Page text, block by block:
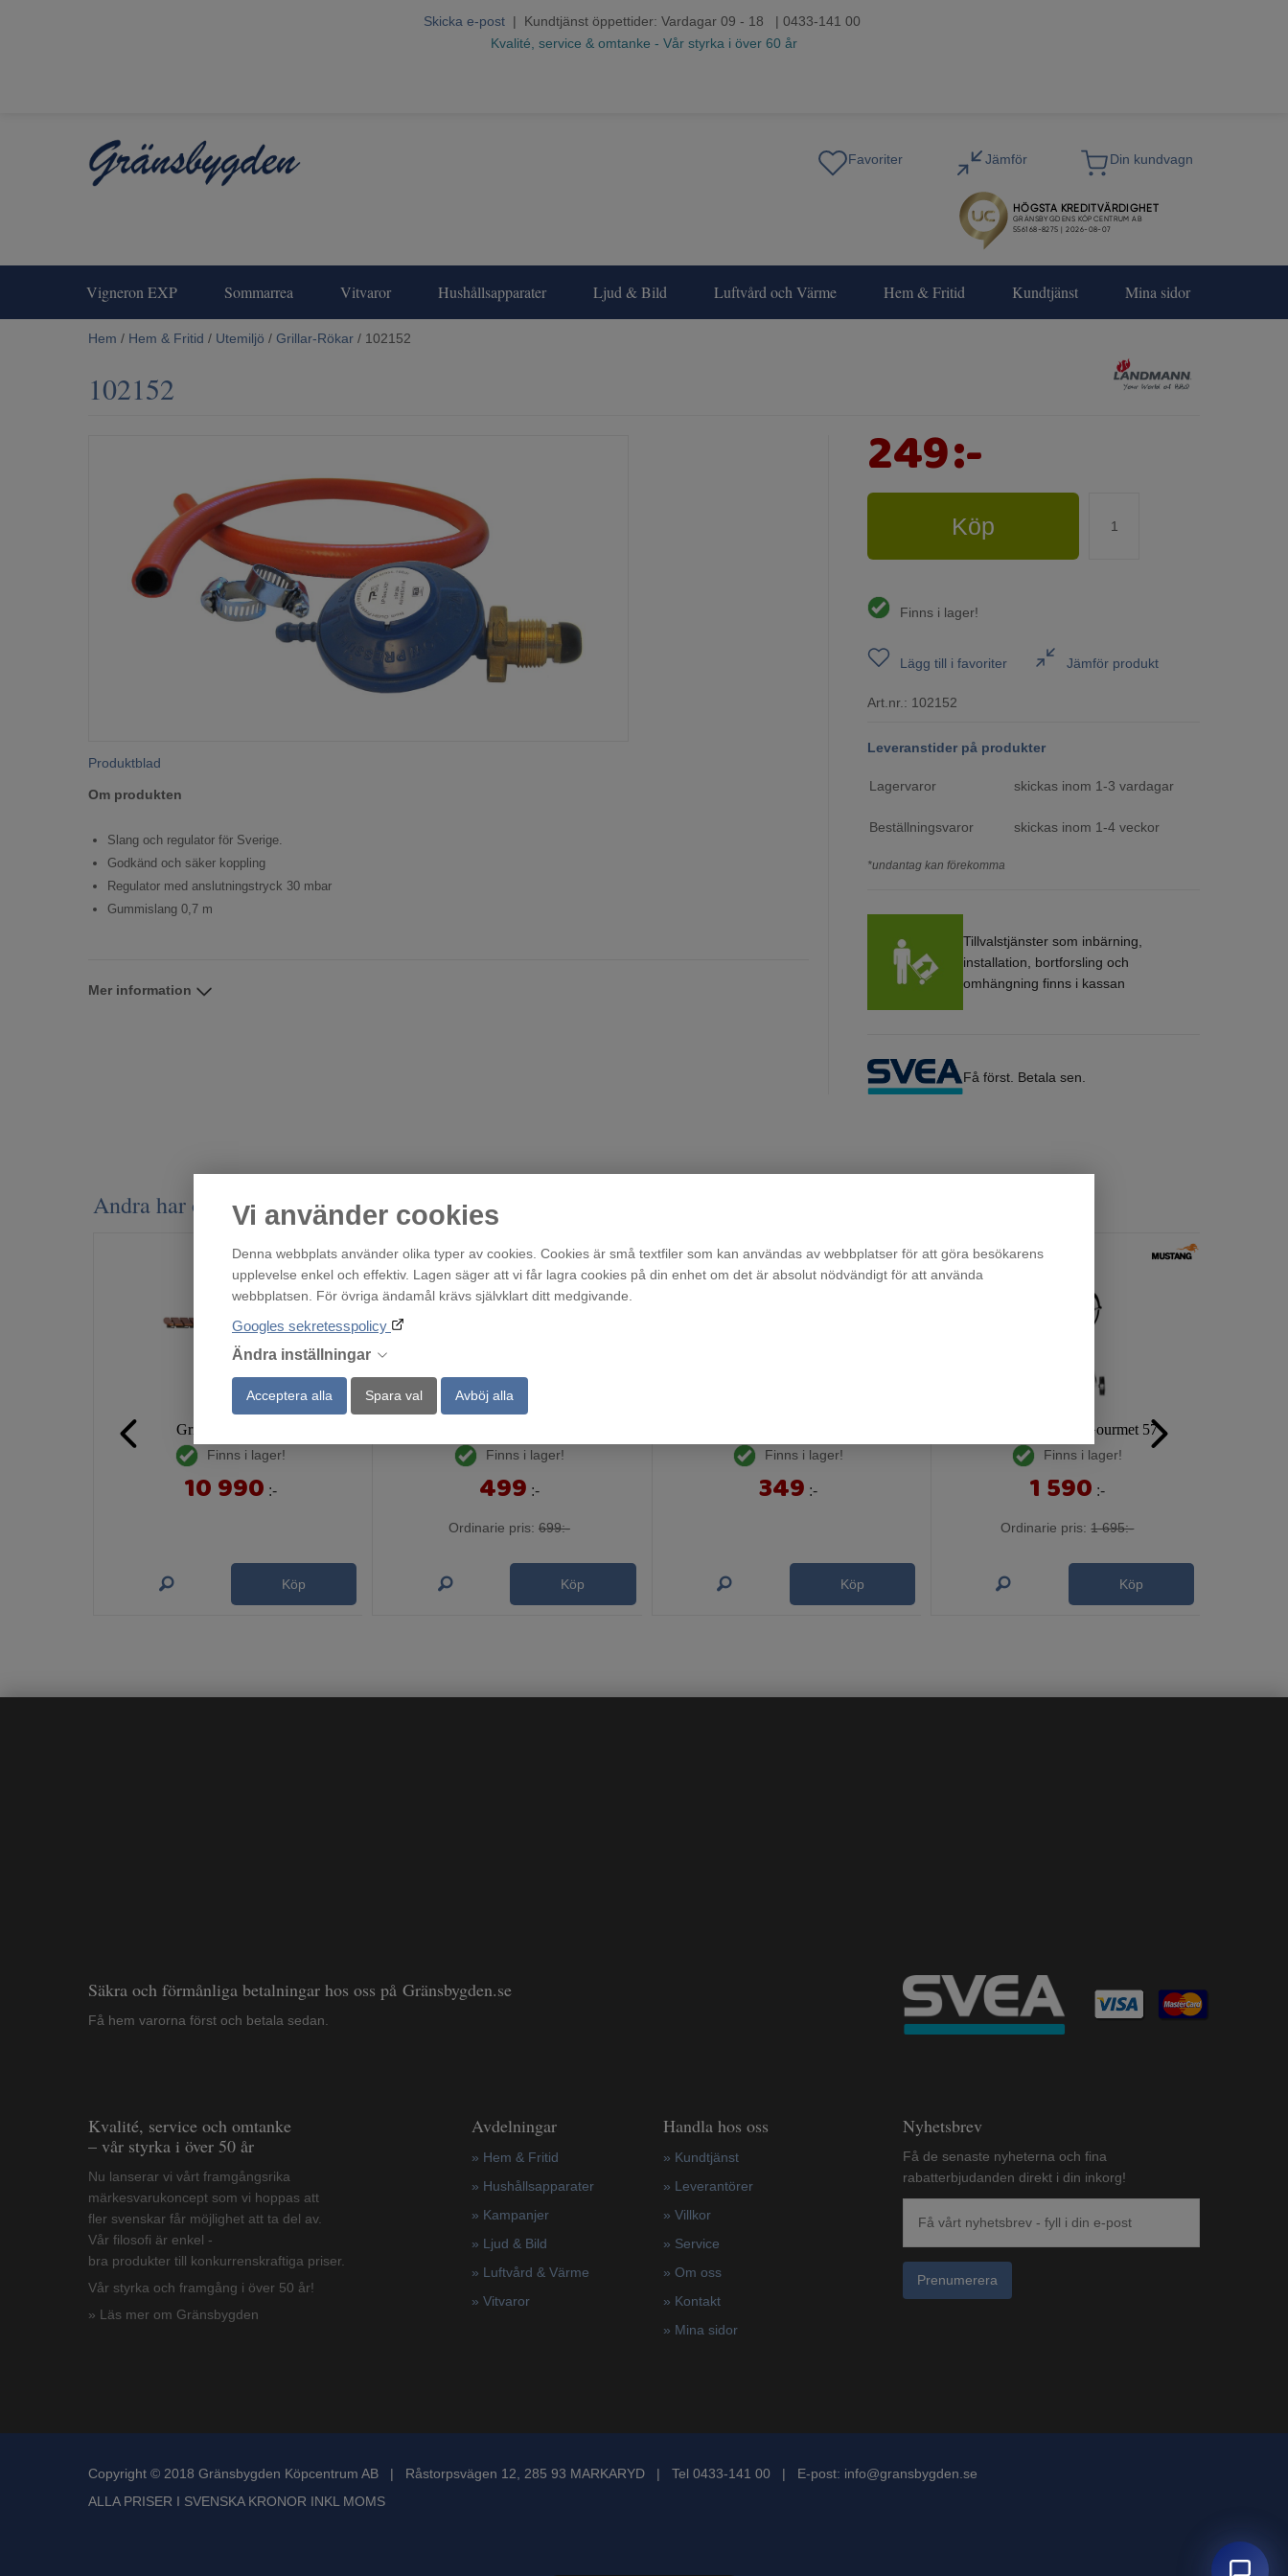
Vi använder cookies
Denna webbplats använder olika typer av cookies. Cookies är små textfiler som kan användas av webbplatser för att göra besökarens
upplevelse enkel och effektiv. Lagen säger att vi får lagra cookies på din enhet om det är absolut nödvändigt för att använda
webbplatsen. För övriga ändamål krävs självklart ditt medgivande.
Googles sekretesspolicy
Ändra inställningar
Acceptera alla Spara val Avböj alla
Skicka e-post | Kundtjänst öppettider: Vardagar 09 - 18 | 0433-141 00
Kvalité, service & omtanke - Vår styrka i över 60 år
Vigneron EXP Sommarrea Vitvaror Hushållsapparater Ljud & Bild Luftvård och Värme Hem & Fritid Kundtjänst Mina sidor
Hem / Hem & Fritid / Utemiljö / Grillar-Rökar / 102152
102152
Produktblad
Om produkten
Slang och regulator för Sverige.
Godkänd och säker koppling
Regulator med anslutningstryck 30 mbar
Gummislang 0,7 m
Mer information
249:-
Köp
Finns i lager!
Lägg till i favoriter Jämför produkt
Art.nr.: 102152
Leveranstider på produkter
Lagervaror skickas inom 1-3 vardagar
Beställningsvaror skickas inom 1-4 veckor
*undantag kan förekomma
Tillvalstjänster som inbärning,
installation, bortforsling och
omhängning finns i kassan
Få först. Betala sen.
Andra har också tittat på
Grill Kamado XL
Finns i lager!
10 990 :-
Köp
Finns i lager!
499 :-
Ordinarie pris: 699:-
Köp
Finns i lager!
349 :-
Köp
Mustang Kolgrill Gourmet 57
Finns i lager!
1 590 :-
Ordinarie pris: 1 695:-
Köp
Säkra och förmånliga betalningar hos oss på Gränsbygden.se
Få hem varorna först och betala sedan.
Kvalité, service och omtanke
– vår styrka i över 50 år
Nu lanserar vi vårt framgångsrika
märkesvarukoncept som vi hoppas att
fler svenskar får möjlighet att ta del av.
Vår filosofi är enkel -
bra produkter till konkurrenskraftiga priser.
Vår styrka och framgång i över 50 år!
» Läs mer om Gränsbygden
Avdelningar
» Hem & Fritid
» Hushållsapparater
» Kampanjer
» Ljud & Bild
» Luftvård & Värme
» Vitvaror
Handla hos oss
» Kundtjänst
» Leverantörer
» Villkor
» Service
» Om oss
» Kontakt
» Mina sidor
Nyhetsbrev
Få de senaste nyheterna och fina
rabatterbjudanden direkt i din inkorg!
Prenumerera
Copyright © 2018 Gränsbygden Köpcentrum AB | Råstorpsvägen 12, 285 93 MARKARYD | Tel 0433-141 00 | E-post: info@gransbygden.se
ALLA PRISER I SVENSKA KRONOR INKL MOMS